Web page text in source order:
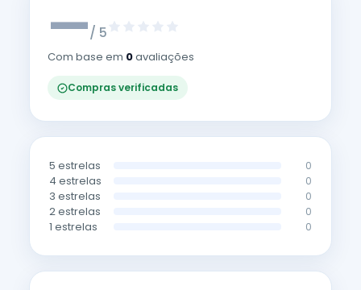
—/ 5
Com base em 0avaliações
Compras verificadas
5 estrelas 0
4 estrelas 0
3 estrelas 0
2 estrelas 0
1 estrelas 0